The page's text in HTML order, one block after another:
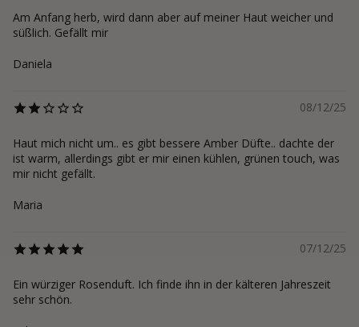
Am Anfang herb, wird dann aber auf meiner Haut weicher und
süßlich. Gefällt mir
Daniela
08/12/25
Haut mich nicht um.. es gibt bessere Amber Düfte.. dachte der
ist warm, allerdings gibt er mir einen kühlen, grünen touch, was
mir nicht gefällt.
Maria
07/12/25
Ein würziger Rosenduft. Ich finde ihn in der kälteren Jahreszeit
sehr schön.